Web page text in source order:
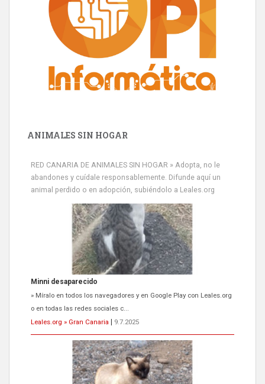
ANIMALES SIN HOGAR
RED CANARIA DE ANIMALES SIN HOGAR » Adopta, no le
abandones y cuídale responsablemente. Difunde aquí un
animal perdido o en adopción, subiéndolo a Leales.org
Minni desaparecido
» Míralo en todos los navegadores y en Google Play con Leales.org
o en todas las redes sociales c...
Leales.org » Gran Canaria
9.7.2025